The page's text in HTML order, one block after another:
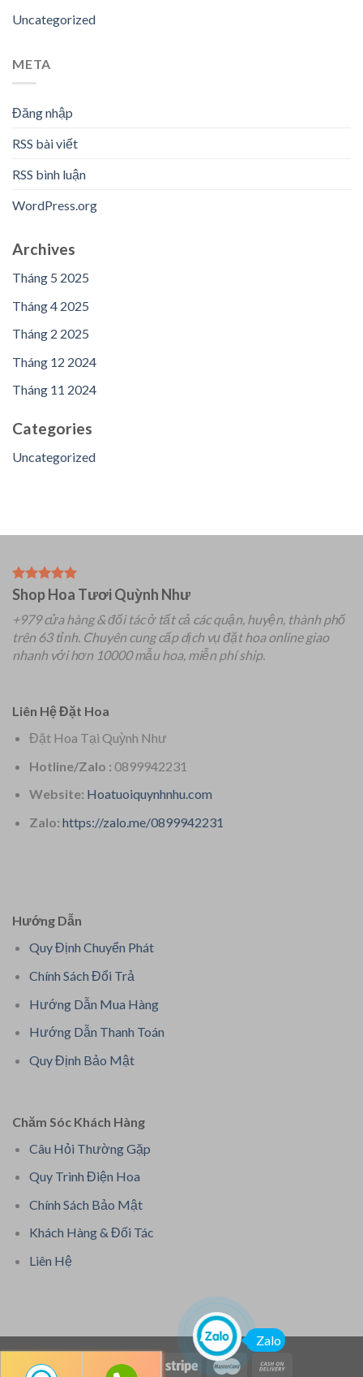
Uncategorized
META
Đăng nhập
RSS bài viết
RSS bình luận
WordPress.org
Archives
Tháng 5 2025
Tháng 4 2025
Tháng 2 2025
Tháng 12 2024
Tháng 11 2024
Categories
Uncategorized
Shop Hoa Tươi Quỳnh Như
+979 cửa hàng & đối tác ở tất cả các quận, huyện, thành phố
trên 63 tỉnh. Chuyên cung cấp dịch vụ đặt hoa online giao
nhanh với hơn 10000 mẫu hoa, miễn phí ship.
Liên Hệ Đặt Hoa
Đặt Hoa Tại Quỳnh Như
Hotline/Zalo : 0899942231
Website: Hoatuoiquynhnhu.com
Zalo: https://zalo.me/0899942231
Hướng Dẫn
Quy Định Chuyển Phát
Chính Sách Đổi Trả
Hướng Dẫn Mua Hàng
Hướng Dẫn Thanh Toán
Quy Định Bảo Mật
Chăm Sóc Khách Hàng
Câu Hỏi Thường Gặp
Quy Trình Điện Hoa
Chính Sách Bảo Mật
Khách Hàng & Đối Tác
Liên Hệ
Zalo